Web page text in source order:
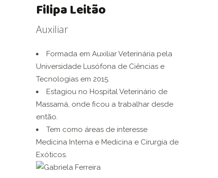
Filipa Leitão
Auxiliar
Formada em Auxiliar Veterinária pela
Universidade Lusófona de Ciências e
Tecnologias em 2015.
Estagiou no Hospital Veterinário de
Massamá, onde ficou a trabalhar desde
então.
Tem como áreas de interesse
Medicina Interna e Medicina e Cirurgia de
Exóticos.